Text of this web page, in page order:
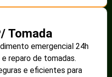
Tomada
emergencial 24h
reparo de tomadas.
e eficientes para